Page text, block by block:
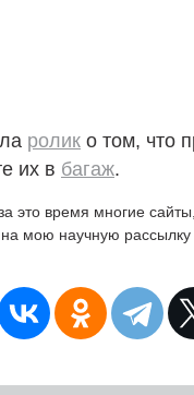
ролик о том, что
их в багаж.
это время многие
мою научную рассылку